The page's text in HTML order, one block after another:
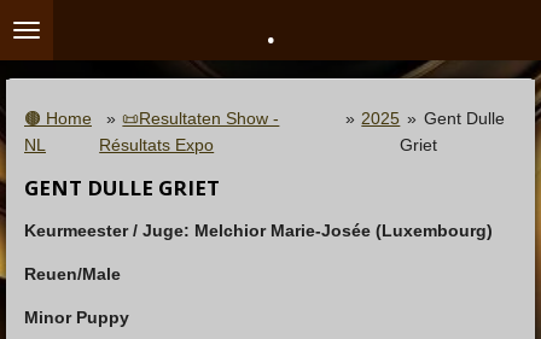
Ga
naar
hoofdinhoud
.
🟤 Home
NL
» 📜Resultaten Show -
Résultats Expo
» 2025 » Gent Dulle
Griet
GENT DULLE GRIET
Keurmeester / Juge: Melchior Marie-Josée (Luxembourg)
Reuen/Male
Minor Puppy